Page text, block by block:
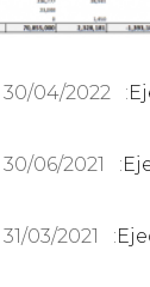
04/2022 :
06/2021 :
03/2021 :